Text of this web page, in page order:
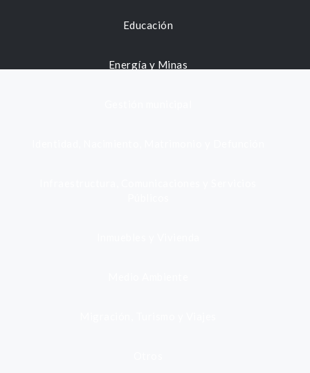
Educación
Energía y Minas